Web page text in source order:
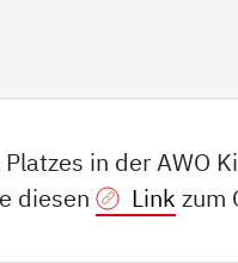
in der AWO
diesen
Link zum